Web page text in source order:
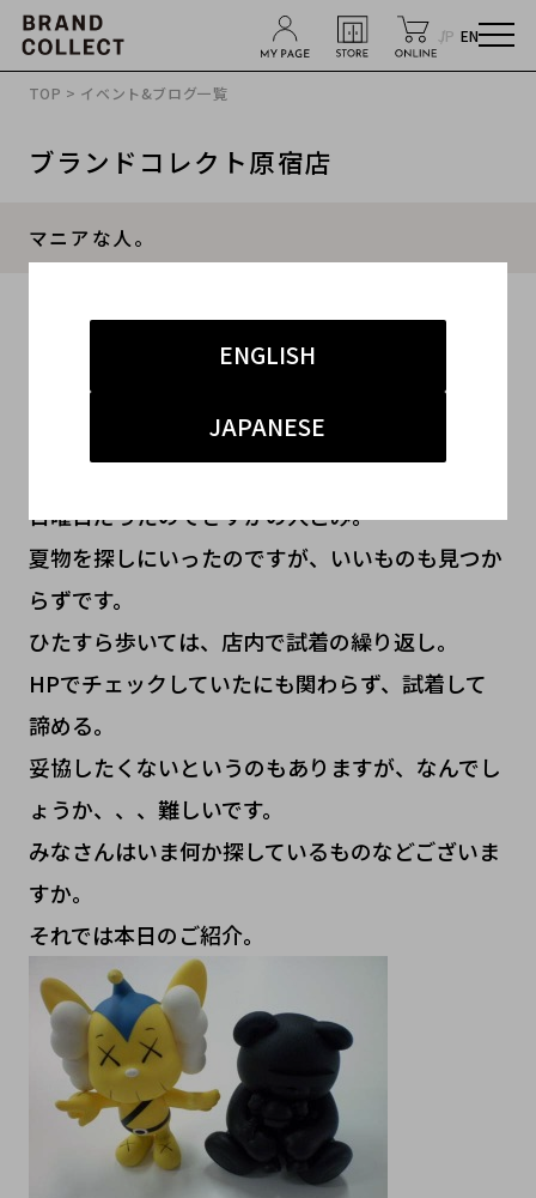
JP EN
ENGLISH
JAPANESE
TOP > イベント&ブログ一覧
ブランドコレクト原宿店
マニアな人。
みなさん、こんばんわ。
昨日はお休みを頂いていたので、おでかけ。
日曜日だったのでさすがの人ごみ。
夏物を探しにいったのですが、いいものも見つか
らずです。
ひたすら歩いては、店内で試着の繰り返し。
HPでチェックしていたにも関わらず、試着して
諦める。
妥協したくないというのもありますが、なんでし
ょうか、、、難しいです。
みなさんはいま何か探しているものなどございま
すか。
それでは本日のご紹介。